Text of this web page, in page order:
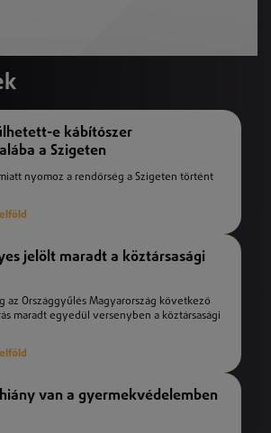
e kábítószer
a Szigeten
nyomoz a rendőrség a Szigeten történt
jelölt maradt a köztársasági
az Országgyűlés Magyarország következő
maradt egyedül versenyben a köztársasági
van a gyermekvédelemben